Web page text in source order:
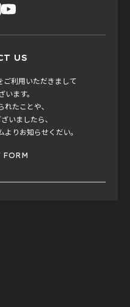
US
ご利用いただきまして
います。
たことや、
いましたら、
りお知らせくだい。
FORM